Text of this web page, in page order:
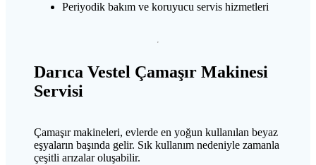
Periyodik bakım ve koruyucu servis hizmetleri
Darıca Vestel Çamaşır Makinesi
Servisi
Çamaşır makineleri, evlerde en yoğun kullanılan beyaz
eşyaların başında gelir. Sık kullanım nedeniyle zamanla
çeşitli arızalar oluşabilir.